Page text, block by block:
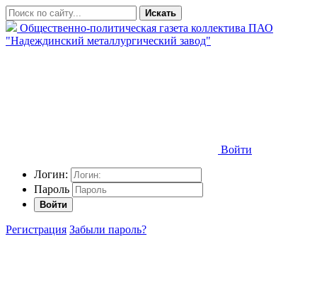
Искать
Общественно-политическая газета коллектива ПАО
"Надеждинский металлургический завод"
Войти
Логин:
Пароль
Войти
Регистрация Забыли пароль?